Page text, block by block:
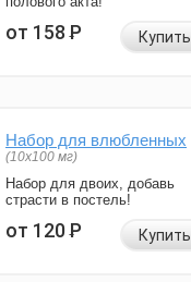
от 158Р Купить
Набор для влюбленных
(10х100 мг)
Набор для двоих, добавь
страсти в постель!
от 120Р Купить